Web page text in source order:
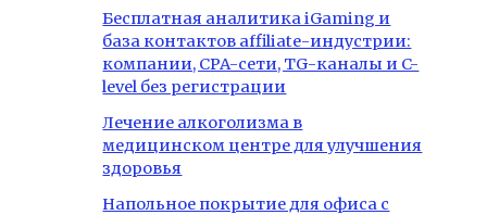
Бесплатная аналитика iGaming и
база контактов affiliate-индустрии:
компании, CPA-сети, TG-каналы и C-
level без регистрации
Лечение алкоголизма в
медицинском центре для улучшения
здоровья
Напольное покрытие для офиса с